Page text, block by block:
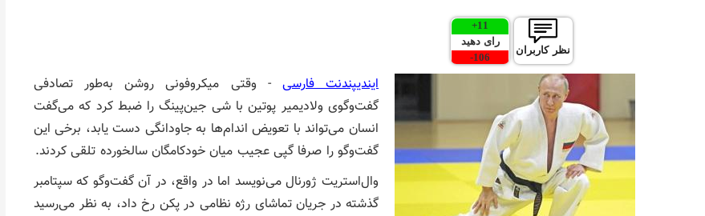
نظر کاربران
11
+
رای دهید
106
-
ایندیپندنت فارسی - وقتی میکروفونی روشن به‌طور تصادفی
گفت‌وگوی ولادیمیر پوتین با شی جین‌پینگ را ضبط کرد که می‌گفت
انسان‌ می‌تواند با تعویض اندام‌ها به جاودانگی دست یابد، برخی این
گفت‌وگو را صرفا گپی عجیب میان خودکامگان سالخورده تلقی کردند.
وال‌استریت ژورنال می‌نویسد اما در واقع، در آن گفت‌وگو که سپتامبر
گذشته در جریان تماشای رژه نظامی در پکن رخ داد، به نظر می‌رسید